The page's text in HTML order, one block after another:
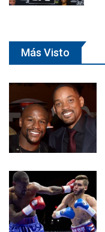
Más Visto